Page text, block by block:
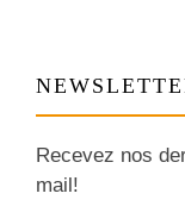
Recevez nos
mail!